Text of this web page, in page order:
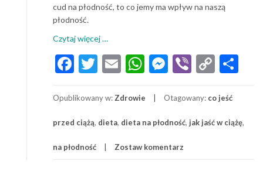
cud na płodność, to co jemy ma wpływ na naszą
płodność.
Czytaj więcej
na
płodność.
pomaga
w
…
Facebook
Twitter
EmailWhatsApp
Messenger
Viber
Copy
Opublikowany w:Zdrowie Otagowany: co jeść
przed ciążą, dieta, dieta na płodność, jak jaść w ciążę,
na płodność Zostaw komentarz